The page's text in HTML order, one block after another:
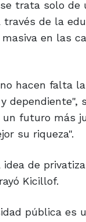
trata solo
de la
en las
hacen falta
futuro más
su riqueza".
de
Kicillof.
pública es